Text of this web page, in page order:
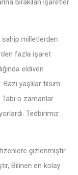
sahip milletlerden
fazla işaret
eldiven
yaşlılar tılsım
Tabi o zamanlar
Tedbirimiz
gizlenmiştir
Bilinen en kolay